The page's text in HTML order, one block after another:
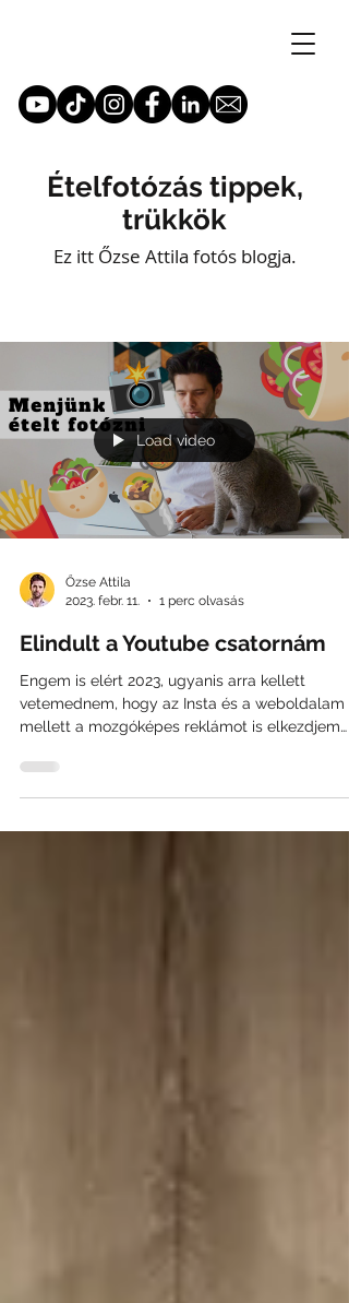
Ételfotózás tippek,
trükkök
Ez itt Őzse Attila fotós blogja.
Load video
Őzse Attila
2023. febr. 11.
1 perc olvasás
Elindult a Youtube csatornám
Engem is elért 2023, ugyanis arra kellett
vetemednem, hogy az Insta és a weboldalam
mellett a mozgóképes reklámot is elkezdjem